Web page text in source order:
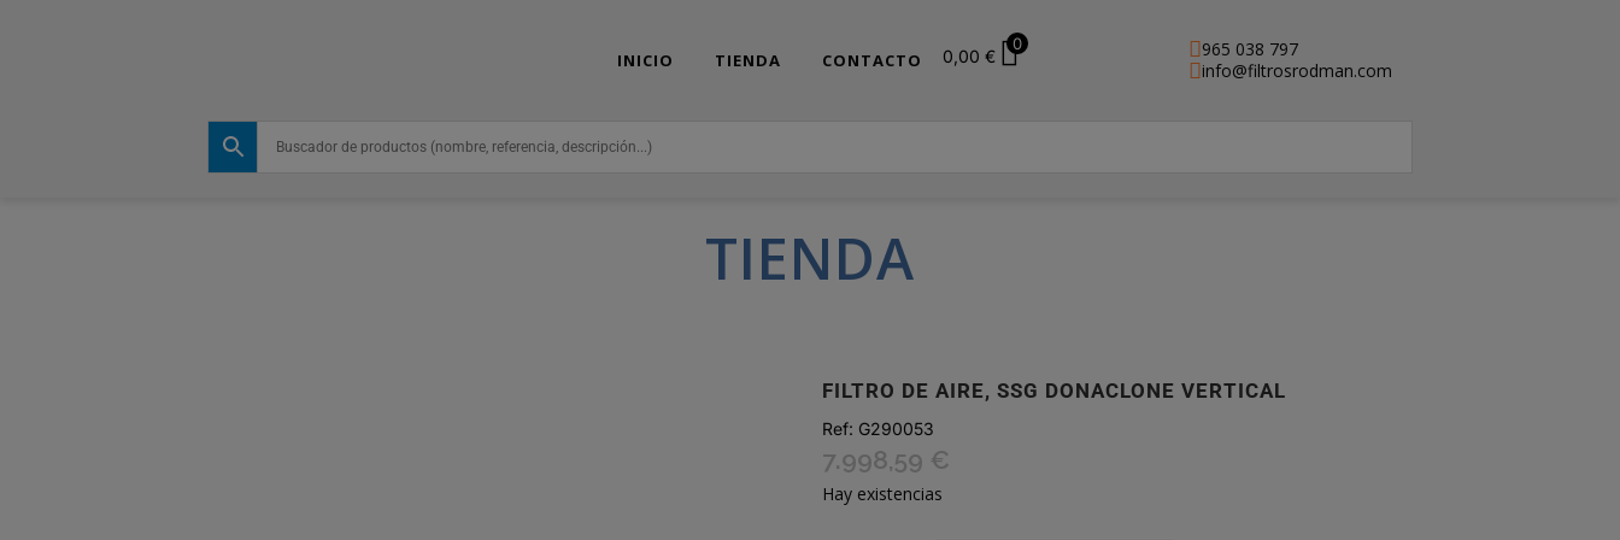
965 038 797
info@filtrosrodman.com
INICIO TIENDA CONTACTO 0,00 €
0
TIENDA
FILTRO DE AIRE, SSG DONACLONE VERTICAL
Ref: G290053
7.998,59 €
Hay existencias